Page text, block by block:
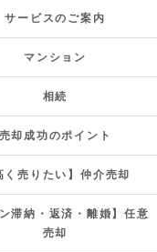
サービスのご案内
マンション
相続
売却成功のポイント
く売りたい】仲介売却
滞納・返済・離婚】任意
売却